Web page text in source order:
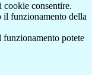
cookie consentire.
il funzionamento della
funzionamento potete